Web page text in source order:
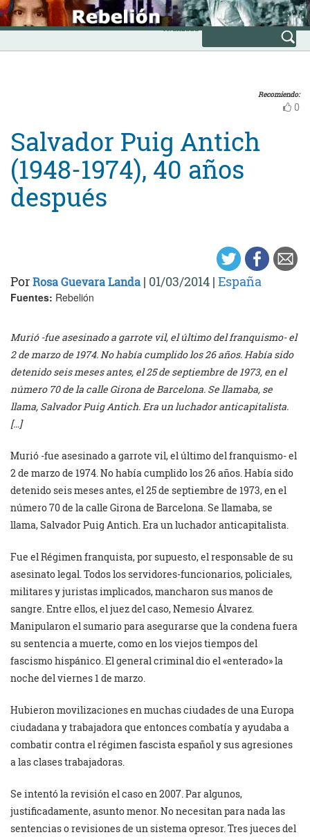
Skip
to
content
INICIO
Avanzada
Recomiendo:
0
Salvador Puig Antich
(1948-1974), 40 años
después
PorRosa Guevara Landa | 01/03/2014 | España
Fuentes: Rebelión
Murió -fue asesinado a garrote vil, el último del franquismo- el
2 de marzo de 1974. No había cumplido los 26 años. Había sido
detenido seis meses antes, el 25 de septiembre de 1973, en el
número 70 de la calle Girona de Barcelona. Se llamaba, se
llama, Salvador Puig Antich. Era un luchador anticapitalista.
[…]
Murió -fue asesinado a garrote vil, el último del franquismo- el
2 de marzo de 1974. No había cumplido los 26 años. Había sido
detenido seis meses antes, el 25 de septiembre de 1973, en el
número 70 de la calle Girona de Barcelona. Se llamaba, se
llama, Salvador Puig Antich. Era un luchador anticapitalista.
Fue el Régimen franquista, por supuesto, el responsable de su
asesinato legal. Todos los servidores-funcionarios, policiales,
militares y juristas implicados, mancharon sus manos de
sangre. Entre ellos, el juez del caso, Nemesio Álvarez.
Manipularon el sumario para asegurarse que la condena fuera
su sentencia a muerte, como en los viejos tiempos del
fascismo hispánico. El general criminal dio el «enterado» la
noche del viernes 1 de marzo.
Hubieron movilizaciones en muchas ciudades de una Europa
ciudadana y trabajadora que entonces combatía y ayudaba a
combatir contra el régimen fascista español y sus agresiones
a las clases trabajadoras.
Se intentó la revisión el caso en 2007. Par algunos,
justificadamente, asunto menor. No necesitan para nada las
sentencias o revisiones de un sistema opresor. Tres jueces del